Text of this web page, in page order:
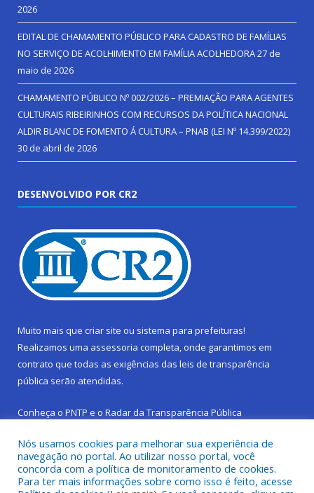
2026
EDITAL DE CHAMAMENTO PÚBLICO PARA CADASTRO DE FAMÍLIAS
NO SERVIÇO DE ACOLHIMENTO EM FAMÍLIA ACOLHEDORA27 de
maio de 2026
CHAMAMENTO PÚBLICO Nº 002/2026 – PREMIAÇÃO PARA AGENTES
CULTURAIS RIBEIRINHOS COM RECURSOS DA POLÍTICA NACIONAL
ALDIR BLANC DE FOMENTO Á CULTURA – PNAB (LEI Nº 14.399/2022)
30 de abril de 2026
DESENVOLVIDO POR CR2
Muito mais que criar site ou sistema para prefeituras!
Realizamos uma assessoria completa, onde garantimos em
contrato que todas as exigências das leis de transparência
pública serão atendidas.
Conheça o PNTP e o Radar da Transparência Pública
Todos os direitos reservados a Prefeitura Municipal de São
Nós usamos cookies para melhorar sua experiência de
navegação no portal. Ao utilizar nosso portal, você
concorda com a política de monitoramento de cookies.
Para ter mais informações sobre como isso é feito, acesse